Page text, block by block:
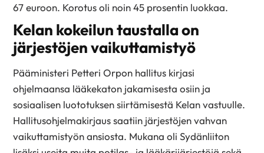
67 euroon. Korotus oli noin 45 prosentin luokkaa.
Kelan kokeilun taustalla on
järjestöjen vaikuttamistyö
Pääministeri Petteri Orpon hallitus kirjasi
ohjelmaansa lääkekaton jakamisesta osiin ja
sosiaalisen luototuksen siirtämisestä Kelan vastuulle.
Hallitusohjelmakirjaus saatiin järjestöjen vahvan
vaikuttamistyön ansiosta. Mukana oli Sydänliiton